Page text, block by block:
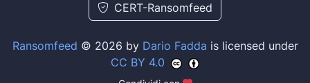
CERT-Ransomfeed
Ransomfeed © 2026 by Dario Fadda is licensed under
CC BY 4.0